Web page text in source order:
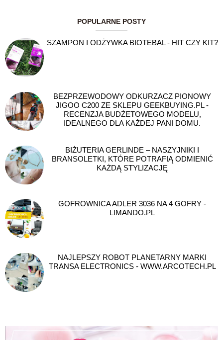
POPULARNE POSTY
SZAMPON I ODŻYWKA BIOTEBAL - HIT CZY KIT?
BEZPRZEWODOWY ODKURZACZ PIONOWY
JIGOO C200 ZE SKLEPU GEEKBUYING.PL -
RECENZJA BUDŻETOWEGO MODELU,
IDEALNEGO DLA KAŻDEJ PANI DOMU.
BIŻUTERIA GERLINDE – NASZYJNIKI I
BRANSOLETKI, KTÓRE POTRAFIĄ ODMIENIĆ
KAŻDĄ STYLIZACJĘ
GOFROWNICA ADLER 3036 NA 4 GOFRY -
LIMANDO.PL
NAJLEPSZY ROBOT PLANETARNY MARKI
TRANSA ELECTRONICS - WWW.ARCOTECH.PL